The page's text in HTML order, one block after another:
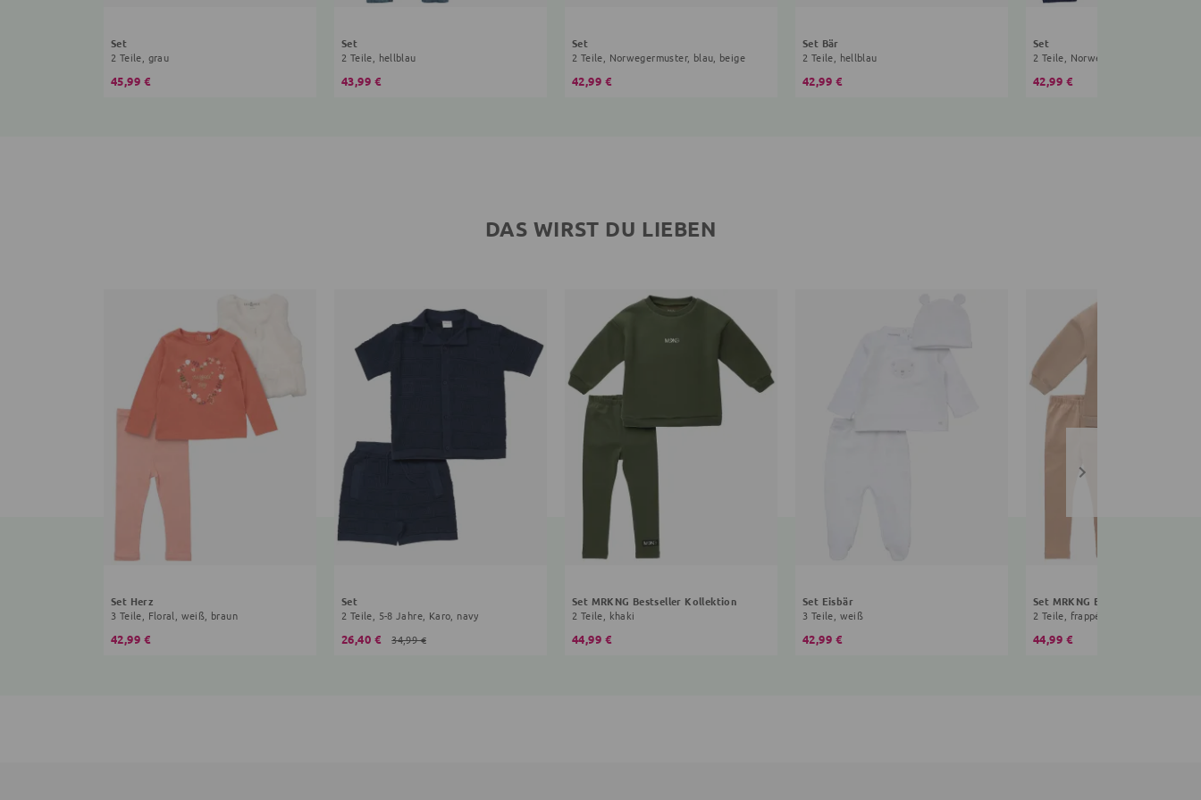
Set
2 Teile, grau
45,99 €
Set
2 Teile, hellblau
43,99 €
Set
2 Teile, Norwegermuster, blau, beige
42,99 €
Set Bär
2 Teile, hellblau
42,99 €
Set
2 Teile, Norwegermuster, navy,
42,99 €
DAS WIRST DU LIEBEN
Set Herz
3 Teile, Floral, weiß, braun
42,99 €
Set
2 Teile, 5-8 Jahre, Karo, navy
26,40 € 34,99 €
Set MRKNG Bestseller Kollektion
2 Teile, khaki
44,99 €
Set Eisbär
3 Teile, weiß
42,99 €
Set MRKNG Bestseller Kollektion
2 Teile, frappé
44,99 €